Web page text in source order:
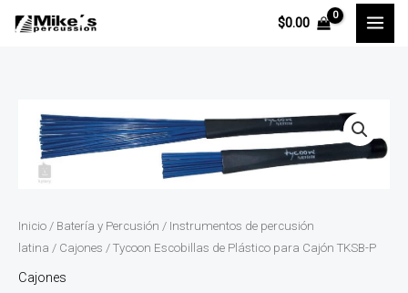
$0.00
Inicio / Batería y Percusión / Instrumentos de percusión
latina / Cajones / Tycoon Escobillas de Plástico para Cajón TKSB-P
Cajones
Tycoon
Escobillas
Plástico
Cajón
TKSB-
P